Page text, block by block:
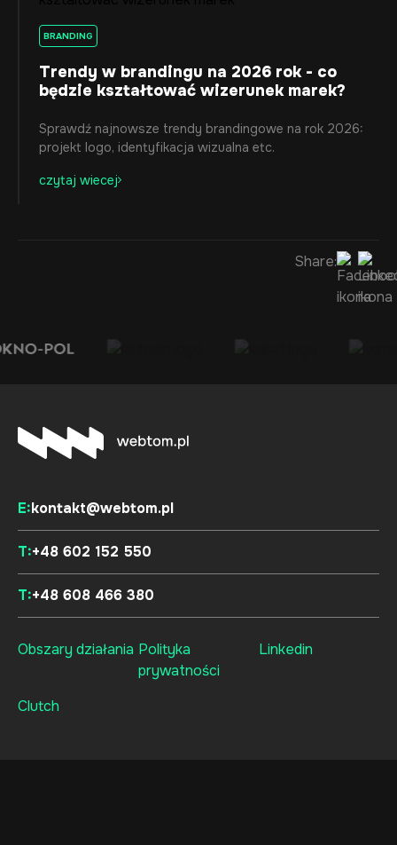
BRANDING
Trendy w brandingu na 2026 rok - co
będzie kształtować wizerunek marek?
Sprawdź najnowsze trendy brandingowe na rok 2026:
projekt logo, identyfikacja wizualna etc.
czytaj wiecej
Share:
E:kontakt@webtom.pl
T:+48 602 152 550
T:+48 608 466 380
Obszary działania Polityka
prywatności
Linkedin
Clutch